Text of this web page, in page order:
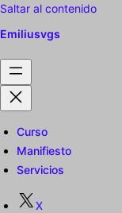
Saltar al contenido
Emiliusvgs
Curso
Manifiesto
Servicios
X